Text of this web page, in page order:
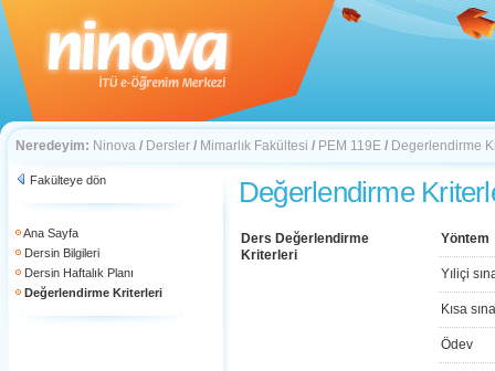
Neredeyim: Ninova / Dersler / Mimarlık Fakültesi / PEM 119E / Degerlendirme
Fakülteye dön
Ana Sayfa
Dersin Bilgileri
Dersin Haftalık Planı
Değerlendirme Kriterleri
Değerlendirme
Ders Değerlendirme
Kriterleri
Yöntem
Yıliçi
Kısa
Ödev